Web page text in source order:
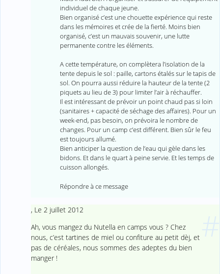
individuel de chaque jeune.
Bien organisé c’est une chouette expérience qui reste
dans les mémoires et crée de la fierté. Moins bien
organisé, c’est un mauvais souvenir, une lutte
permanente contre les éléments.
A cette température, on complètera l’isolation de la
tente depuis le sol : paille, cartons étalés sur le tapis de
sol. On pourra aussi réduire la hauteur de la tente (2
piquets au lieu de 3) pour limiter l’air à réchauffer.
Il est intéressant de prévoir un point chaud pas si loin
(sanitaires + capacité de séchage des affaires). Pour un
week-end, pas besoin, on prévoira le nombre de
changes. Pour un camp c’est différent. Bien sûr le feu
est toujours allumé.
Bien anticiper la question de l’eau qui gèle dans les
bidons. Et dans le quart à peine servie. Et les temps de
cuisson allongés.
Répondre à ce message
, Le 2 juillet 2012
Ah, vous mangez du Nutella en camps vous ? Chez
nous, c’est tartines de miel ou confiture au petit dèj, et
pas de céréales, nous sommes des adeptes du bien
manger !